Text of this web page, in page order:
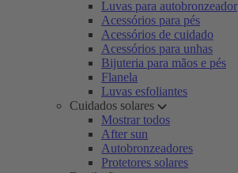
Luvas para autobronzeador
Acessórios para pés
Acessórios de cuidado
Acessórios para unhas
Bijuteria para mãos e pés
Flanela
Luvas esfoliantes
Cuidados solares
Mostrar todos
After sun
Autobronzeadores
Protetores solares